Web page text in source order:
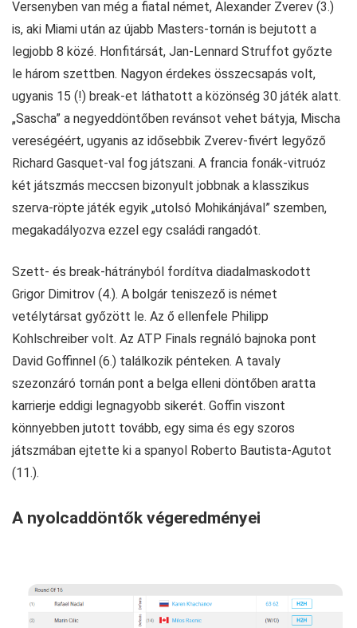
Versenyben van még a fiatal német, Alexander Zverev (3.)
is, aki Miami után az újabb Masters-tornán is bejutott a
legjobb 8 közé. Honfitársát, Jan-Lennard Struffot győzte
le három szettben. Nagyon érdekes összecsapás volt,
ugyanis 15 (!) break-et láthatott a közönség 30 játék alatt.
„Sascha” a negyeddöntőben revánsot vehet bátyja, Mischa
vereségéért, ugyanis az idősebbik Zverev-fivért legyőző
Richard Gasquet-val fog játszani. A francia fonák-vitruóz
két játszmás meccsen bizonyult jobbnak a klasszikus
szerva-röpte játék egyik „utolsó Mohikánjával” szemben,
megakadályozva ezzel egy családi rangadót.
Szett- és break-hátrányból fordítva diadalmaskodott
Grigor Dimitrov (4.). A bolgár teniszező is német
vetélytársat győzött le. Az ő ellenfele Philipp
Kohlschreiber volt. Az ATP Finals regnáló bajnoka pont
David Goffinnel (6.) találkozik pénteken. A tavaly
szezonzáró tornán pont a belga elleni döntőben aratta
karrierje eddigi legnagyobb sikerét. Goffin viszont
könnyebben jutott tovább, egy sima és egy szoros
játszmában ejtette ki a spanyol Roberto Bautista-Agutot
(11.).
A nyolcaddöntők végeredményei